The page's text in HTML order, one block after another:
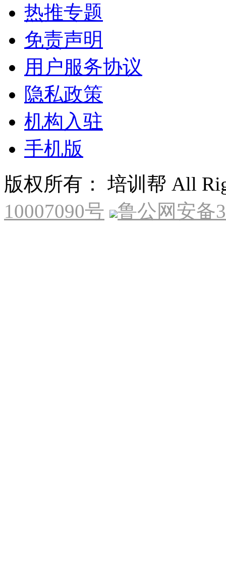
热推专题
免责声明
用户服务协议
隐私政策
机构入驻
手机版
版权所有： 培训帮 All
10007090号
鲁公网安备